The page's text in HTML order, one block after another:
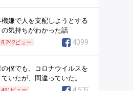
機嫌で人を支配しようとする
の気持ちがわかった話
ビュー 4099
の僕でも、コロナウイルスを
いたが、間違っていた。